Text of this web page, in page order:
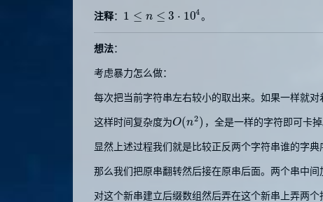
注释： 1 ≤ n ≤ 3 ⋅ 104
1 ≤n≤3⋅ 10 4 。
想法：
考虑暴力怎么做：
每次把当前字符串左右较小的取出来。如果一样就对
这样时间复杂度为O(n2)
O(n2) ，全是一样的字符即可卡掉
显然上述过程我们就是比较正反两个字符串谁的字典
那么我们把原串翻转然后接在原串后面。两个串中间
对这个新串建立后缀数组然后弄在这个新串上弄两个